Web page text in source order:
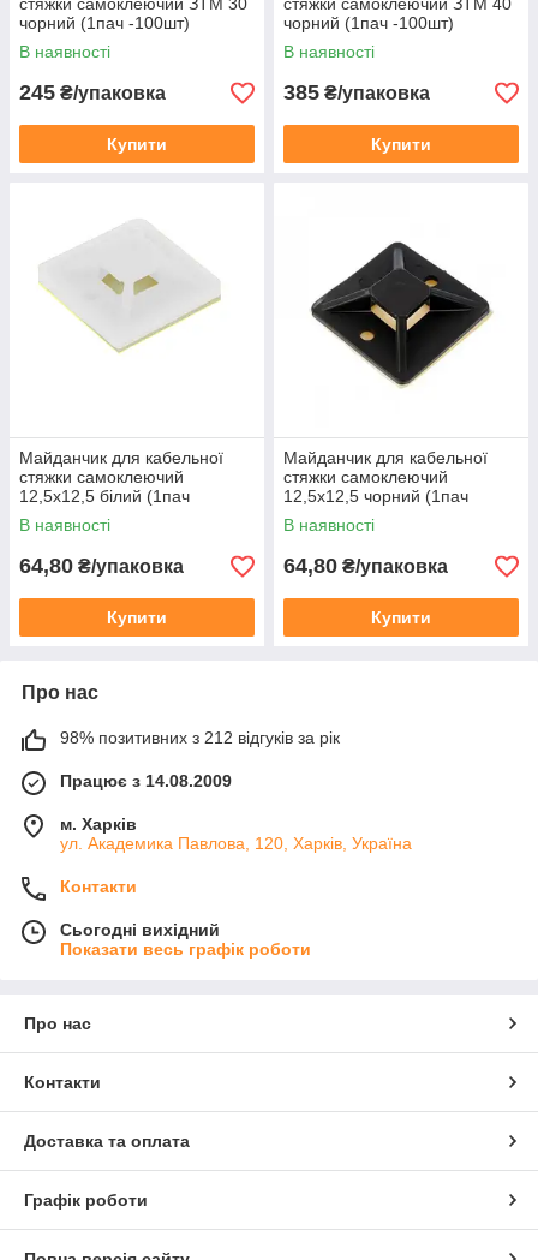
чорний (1пач -100шт)
В наявності
245 ₴/упаковка
Купити
чорний (1пач -100шт)
В наявності
385 ₴/упаковка
Купити
Майданчик для кабельної
стяжки самоклеючий
12,5х12,5 білий (1пач
-100шт)
В наявності
64,80 ₴/упаковка
Купити
Майданчик для кабельної
стяжки самоклеючий
12,5х12,5 чорний (1пач
-100шт)
В наявності
64,80 ₴/упаковка
Купити
Про нас
98% позитивних з 212 відгуків за рік
Працює з 14.08.2009
м. Харків
ул. Академика Павлова, 120, Харків, Україна
Контакти
Сьогодні вихідний
Показати весь графік роботи
Про нас
Контакти
Доставка та оплата
Графік роботи